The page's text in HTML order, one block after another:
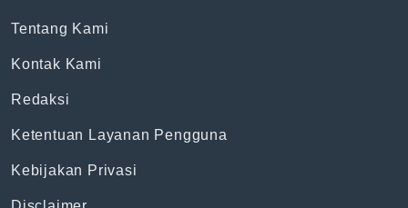
Tentang Kami
Kontak Kami
Redaksi
Ketentuan Layanan Pengguna
Kebijakan Privasi